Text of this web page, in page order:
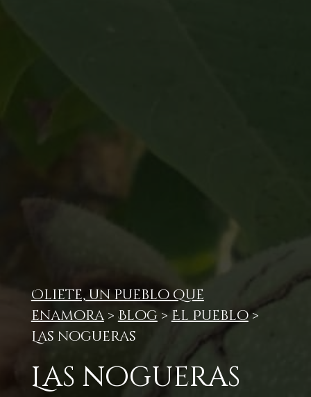
Oliete, un pueblo que
enamora> Blog > El Pueblo>
Las nogueras
Las nogueras